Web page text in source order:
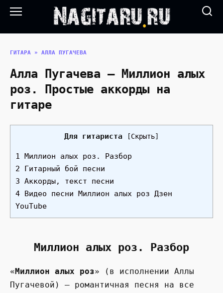
Перейти
ГИТАРА » АЛЛА ПУГАЧЕВА
Алла Пугачева — Миллион алых
роз. Простые аккорды на
гитаре
Для гитариста [Скрыть]
1 Миллион алых роз. Разбор
2 Гитарный бой песни
3 Аккорды, текст песни
4 Видео песни Миллион алых роз Дзен
YouTube
Миллион алых роз. Разбор
«Миллион алых роз» (в исполнении Аллы
Пугачевой) — романтичная песня на все